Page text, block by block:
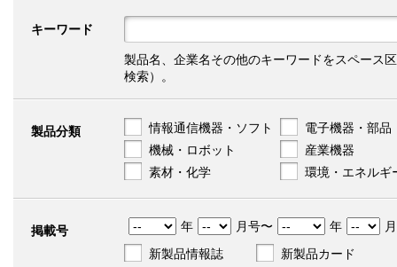
キーワード
製品名、企業名その他のキーワードをスペース
検索）。
製品分類 情報通信機器・ソフト
電子機器・部品
機械・ロボット
産業機器
素材・化学
環境・エネルギ
掲載号 年 月号〜 年
新製品情報誌
新製品カード